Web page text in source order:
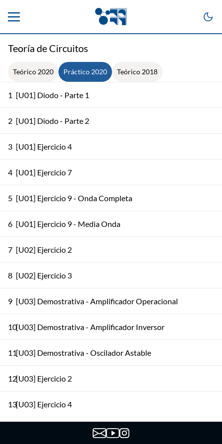
Teoría de Circuitos
Teórico 2020 Práctico 2020 Teórico 2018
1 [U01] Diodo - Parte 1
2 [U01] Diodo - Parte 2
3 [U01] Ejercicio 4
4 [U01] Ejercicio 7
5 [U01] Ejercicio 9 - Onda Completa
6 [U01] Ejercicio 9 - Media Onda
7 [U02] Ejercicio 2
8 [U02] Ejercicio 3
9 [U03] Demostrativa - Amplificador Operacional
10[U03] Demostrativa - Amplificador Inversor
11[U03] Demostrativa - Oscilador Astable
12[U03] Ejercicio 2
13[U03] Ejercicio 4
[U03] Ejercicio 6 (Astable)